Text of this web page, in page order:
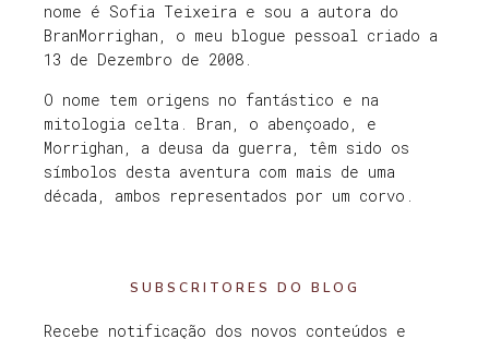
nome é Sofia Teixeira e sou a autora do
BranMorrighan, o meu blogue pessoal criado a
13 de Dezembro de 2008.
O nome tem origens no fantástico e na
mitologia celta. Bran, o abençoado, e
Morrighan, a deusa da guerra, têm sido os
símbolos desta aventura com mais de uma
década, ambos representados por um corvo.
SUBSCRITORES DO BLOG
Recebe notificação dos novos conteúdos e